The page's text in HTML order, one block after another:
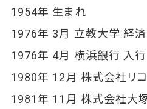
1954年 生まれ
1976年 3月 立教大学 経
1976年 4月 横浜銀行 入行
1980年 12月 株式会社リ
1981年 11月 株式会社大